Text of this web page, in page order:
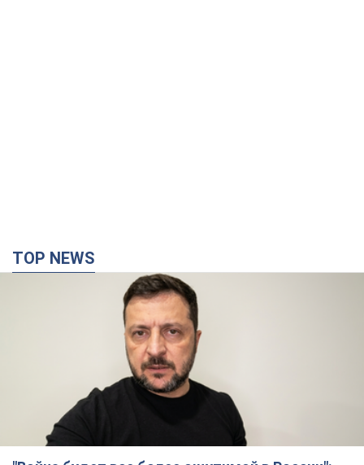
"Война будет все более ощутимой в России":
Зеленский о последствиях новых ударов по
Украине, важных отчетах и атаках на объекты
противника. Видео
Более 300 тысяч семей в Одессе и области остались без
электричества
10 годин тому
"Очень прискорбно": Сибига раскритиковал